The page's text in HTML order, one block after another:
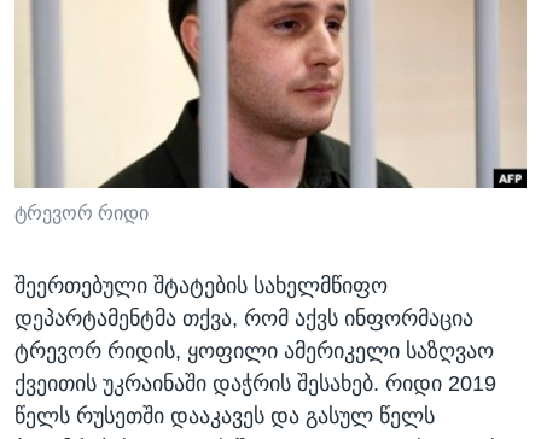
ᲒᲐᲚᲘᲚᲔᲝ
Learning English
ენები
ტრევორ რიდი
შეერთებული შტატების სახელმწიფო
დეპარტამენტმა თქვა, რომ აქვს ინფორმაცია
ტრევორ რიდის, ყოფილი ამერიკელი საზღვაო
ქვეითის უკრაინაში დაჭრის შესახებ. რიდი 2019
წელს რუსეთში დააკავეს და გასულ წელს